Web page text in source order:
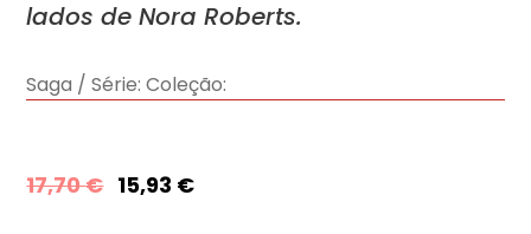
lados de Nora Roberts.
Saga / Série: Coleção:
17,70€ 15,93 €